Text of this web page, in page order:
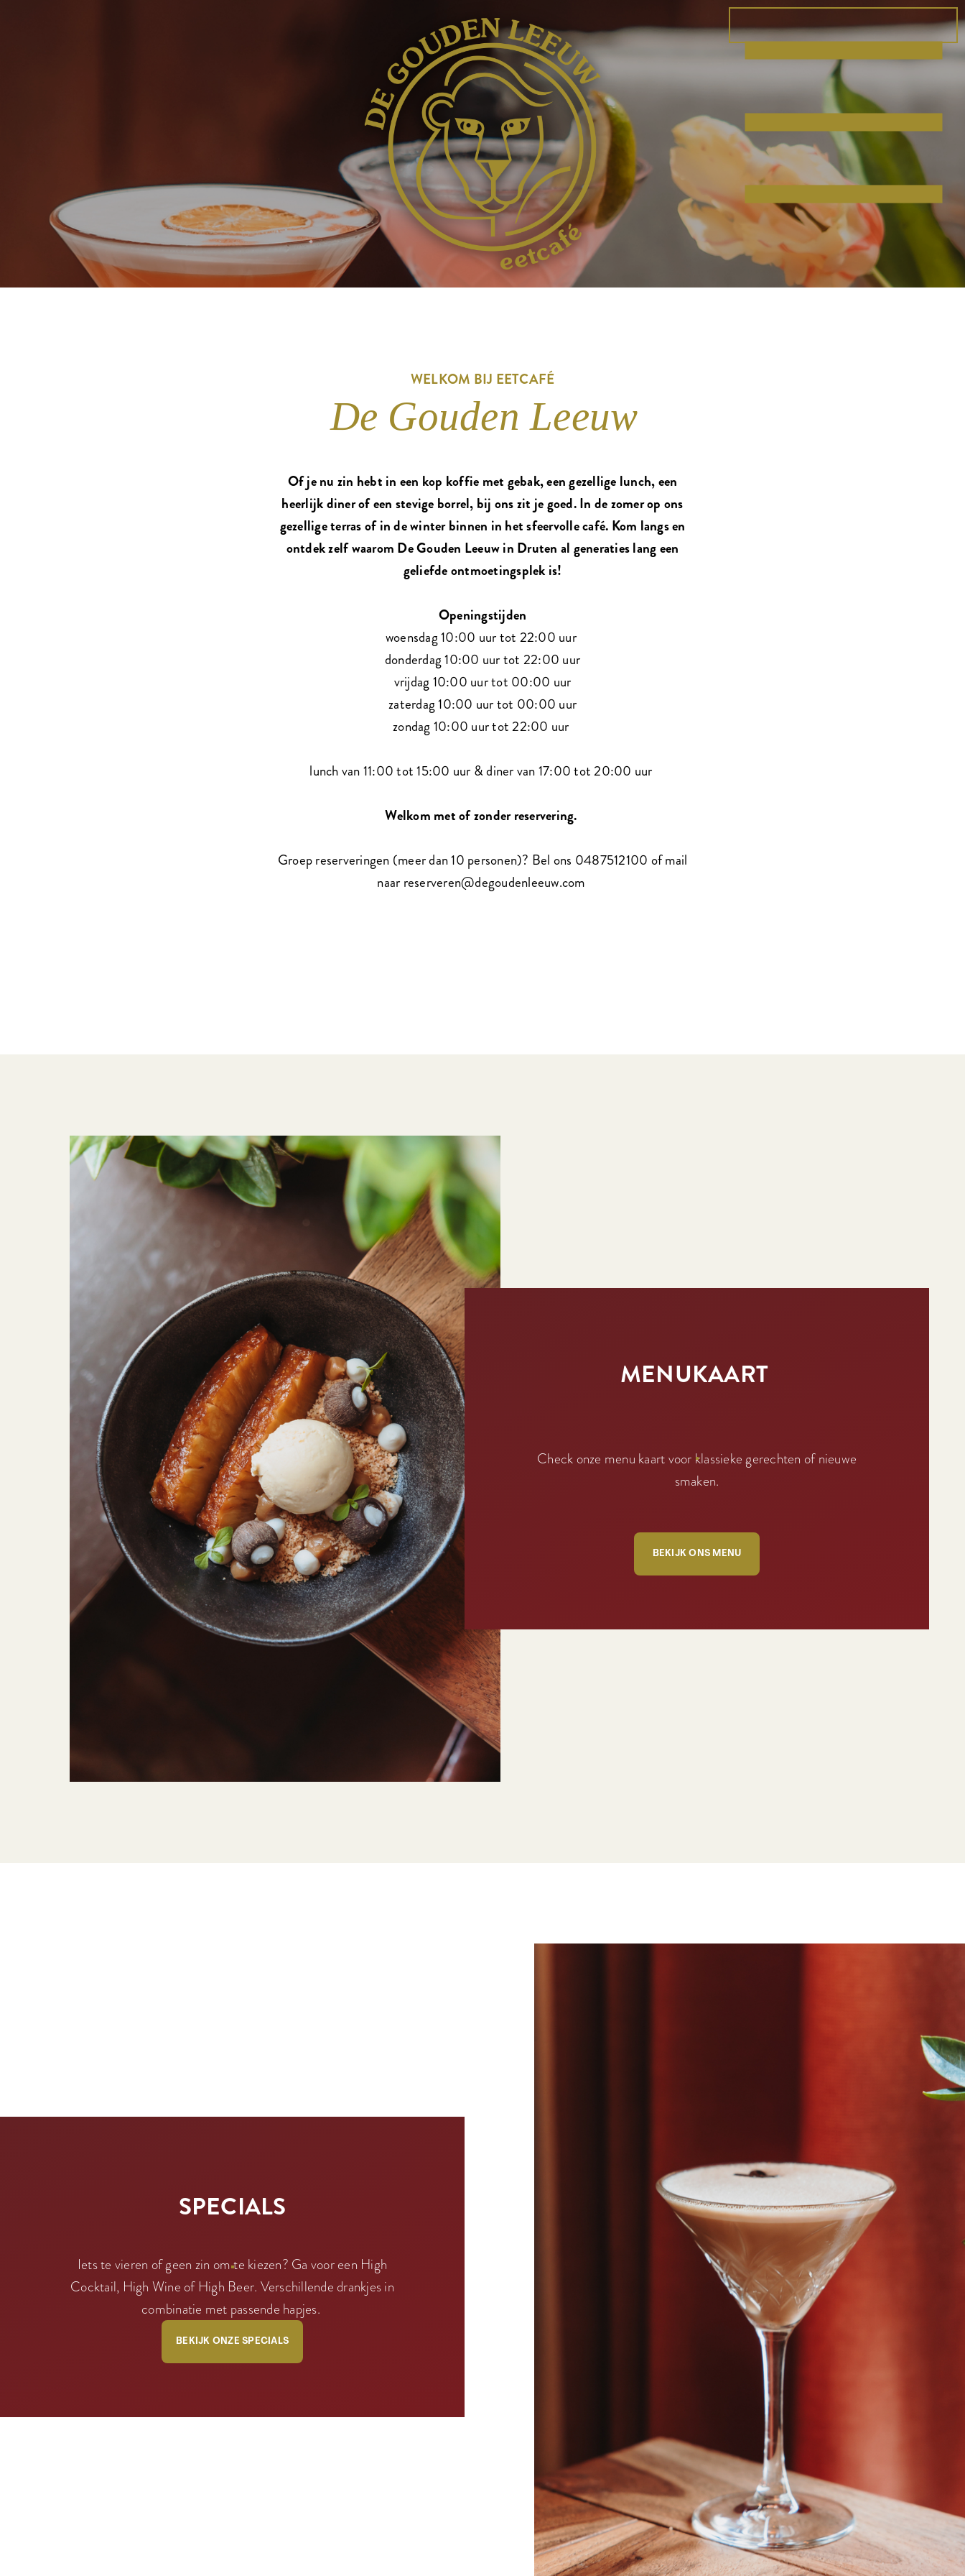
WELKOM BIJ EETCAFÉ
De Gouden Leeuw
Of je nu zin hebt in een kop koffie met gebak, een gezellige lunch, een
heerlijk diner of een stevige borrel, bij ons zit je goed. In de zomer op ons
gezellige terras of in de winter binnen in het sfeervolle café. Kom langs en
ontdek zelf waarom De Gouden Leeuw in Druten al generaties lang een
geliefde ontmoetingsplek is!
Openingstijden
woensdag 10:00 uur tot 22:00 uur
donderdag 10:00 uur tot 22:00 uur
vrijdag 10:00 uur tot 00:00 uur
zaterdag 10:00 uur tot 00:00 uur
zondag 10:00 uur tot 22:00 uur
lunch van 11:00 tot 15:00 uur & diner van 17:00 tot 20:00 uur
Welkom met of zonder reservering.
Groep reserveringen (meer dan 10 personen)? Bel ons 0487512100 of mail
naar reserveren@degoudenleeuw.com
MENUKAART
Check onze menu kaart voor klassieke gerechten of nieuwe
smaken.
BEKIJK ONS MENU
SPECIALS
Iets te vieren of geen zin om te kiezen? Ga voor een High
Cocktail, High Wine of High Beer. Verschillende drankjes in
combinatie met passende hapjes.
BEKIJK ONZE SPECIALS